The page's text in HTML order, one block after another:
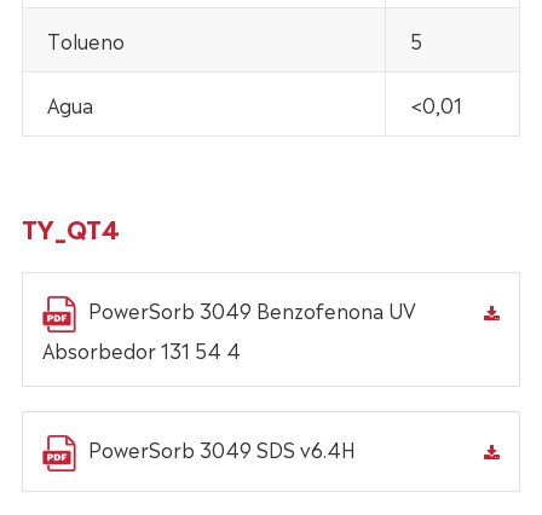
Tolueno 5
Agua <0,01
TY_QT4
PowerSorb 3049 Benzofenona UV
Absorbedor 131 54 4
PowerSorb 3049 SDS v6.4H